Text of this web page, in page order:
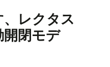
レクタス
閉モデ